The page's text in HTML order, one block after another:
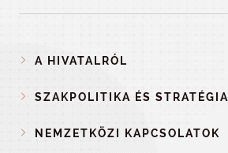
A HIVATALRÓL
SZAKPOLITIKA ÉS STRATÉGIA
NEMZETKÖZI KAPCSOLATOK